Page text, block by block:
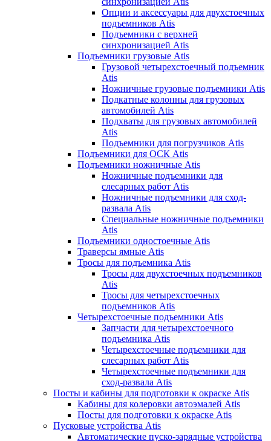
Опции и аксессуары для двухстоечных
подъемников Atis
Подъемники с верхней
синхронизацией Atis
Подъемники грузовые Atis
Грузовой четырехстоечный подъемник
Atis
Ножничные грузовые подъемники Atis
Подкатные колонны для грузовых
автомобилей Atis
Подхваты для грузовых автомобилей
Atis
Подъемники для погрузчиков Atis
Подъемники для ОСК Atis
Подъемники ножничные Atis
Ножничные подъемники для
слесарных работ Atis
Ножничные подъемники для сход-
развала Atis
Специальные ножничные подъемники
Atis
Подъемники одностоечные Atis
Траверсы ямные Atis
Тросы для подъемника Atis
Тросы для двухстоечных подъемников
Atis
Тросы для четырехстоечных
подъемников Atis
Четырехстоечные подъемники Atis
Запчасти для четырехстоечного
подъемника Atis
Четырехстоечные подъемники для
слесарных работ Atis
Четырехстоечные подъемники для
сход-развала Atis
Посты и кабины для подготовки к окраске Atis
Кабины для колеровки автоэмалей Atis
Посты для подготовки к окраске Atis
Пусковые устройства Atis
Автоматические пуско-зарядные устройства